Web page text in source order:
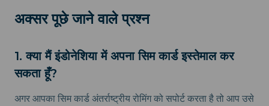
अक्सर पूछे जाने वाले प्रश्न
1. क्या मैं इंडोनेशिया में अपना सिम कार्ड इस्तेमाल कर
सकता हूँ?
अगर आपका सिम कार्ड अंतर्राष्ट्रीय रोमिंग को सपोर्ट करता है तो आप उसे